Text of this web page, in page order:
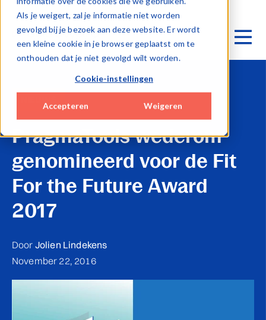
Als je weigert, zal je informatie niet worden
gevolgd bij je bezoek aan deze website. Er wordt
een kleine cookie in je browser geplaatst om te
onthouden dat je niet gevolgd wilt worden.
Cookie-instellingen
Accepteren Weigeren
PragmaTools wederom
genomineerd voor de Fit
For the Future Award
2017
Door Jolien Lindekens
November 22, 2016